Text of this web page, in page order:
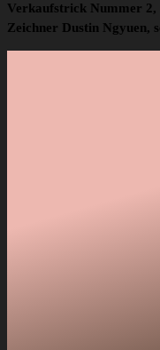
Verkaufstrick Nummer
Zeichner Dustin Ngyuen,